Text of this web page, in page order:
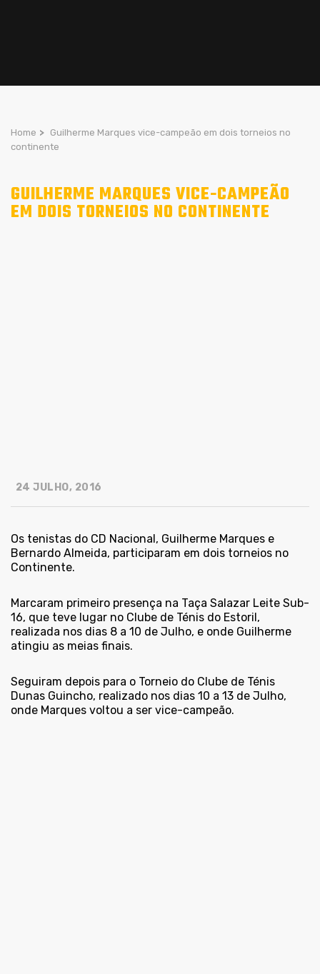
Home > Guilherme Marques vice-campeão em dois torneios no
continente
GUILHERME MARQUES VICE-CAMPEÃO
EM DOIS TORNEIOS NO CONTINENTE
24 JULHO, 2016
Os tenistas do CD Nacional, Guilherme Marques e
Bernardo Almeida, participaram em dois torneios no
Continente.
Marcaram primeiro presença na Taça Salazar Leite Sub-
16, que teve lugar no Clube de Ténis do Estoril,
realizada nos dias 8 a 10 de Julho, e onde Guilherme
atingiu as meias finais.
Seguiram depois para o Torneio do Clube de Ténis
Dunas Guincho, realizado nos dias 10 a 13 de Julho,
onde Marques voltou a ser vice-campeão.